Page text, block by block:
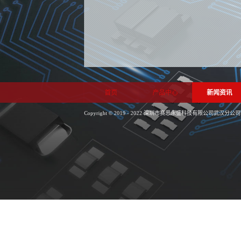
首页 产品中心 新闻资讯
Copyright © 2019 - 2022 深圳市赛思永盛科技有限公司武汉分公司